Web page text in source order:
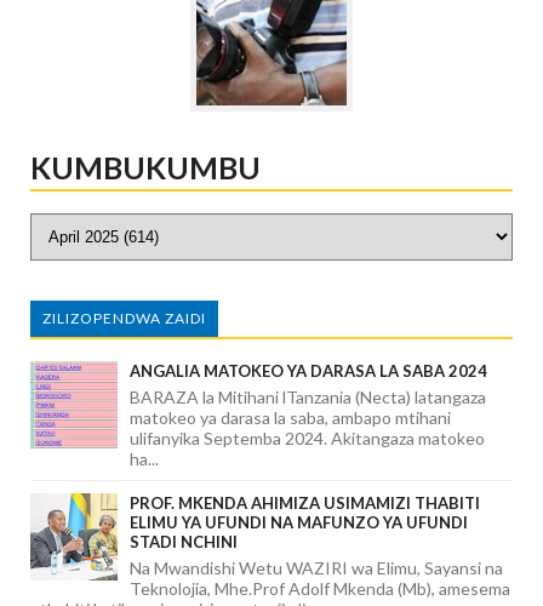
KUMBUKUMBU
ZILIZOPENDWA ZAIDI
ANGALIA MATOKEO YA DARASA LA SABA 2024
BARAZA la Mitihani lTanzania (Necta) latangaza
matokeo ya darasa la saba, ambapo mtihani
ulifanyika Septemba 2024. Akitangaza matokeo
ha...
PROF. MKENDA AHIMIZA USIMAMIZI THABITI
ELIMU YA UFUNDI NA MAFUNZO YA UFUNDI
STADI NCHINI
Na Mwandishi Wetu WAZIRI wa Elimu, Sayansi na
Teknolojia, Mhe.Prof Adolf Mkenda (Mb), amesema